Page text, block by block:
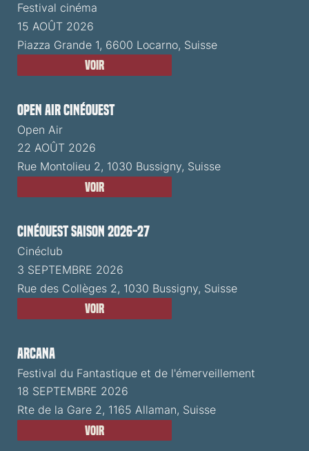
Festival cinéma
15 AOÛT 2026
Piazza Grande 1, 6600 Locarno, Suisse
Voir
Open Air CinéOuest
Open Air
22 AOÛT 2026
Rue Montolieu 2, 1030 Bussigny, Suisse
Voir
CinéOuest Saison 2026-27
Cinéclub
3 SEPTEMBRE 2026
Rue des Collèges 2, 1030 Bussigny, Suisse
Voir
ARCANA
Festival du Fantastique et de l'émerveillement
18 SEPTEMBRE 2026
Rte de la Gare 2, 1165 Allaman, Suisse
Voir